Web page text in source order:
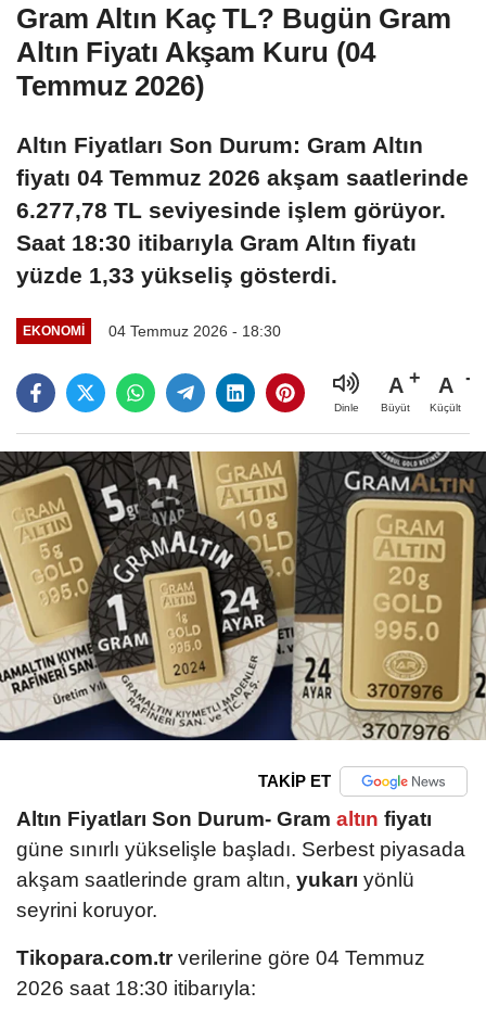
Gram Altın Kaç TL? Bugün Gram
Altın Fiyatı Akşam Kuru (04
Temmuz 2026)
Altın Fiyatları Son Durum: Gram Altın
fiyatı 04 Temmuz 2026 akşam saatlerinde
6.277,78 TL seviyesinde işlem görüyor.
Saat 18:30 itibarıyla Gram Altın fiyatı
yüzde 1,33 yükseliş gösterdi.
EKONOMI 04 Temmuz 2026 - 18:30
Dinle
A
Büyüt
A
Küçült
TAKİP ET
Altın Fiyatları Son Durum- Gram altın fiyatı
güne sınırlı yükselişle başladı. Serbest piyasada
akşam saatlerinde gram altın, yukarı yönlü
seyrini koruyor.
Tikopara.com.trverilerine göre 04 Temmuz
2026 saat 18:30 itibarıyla: